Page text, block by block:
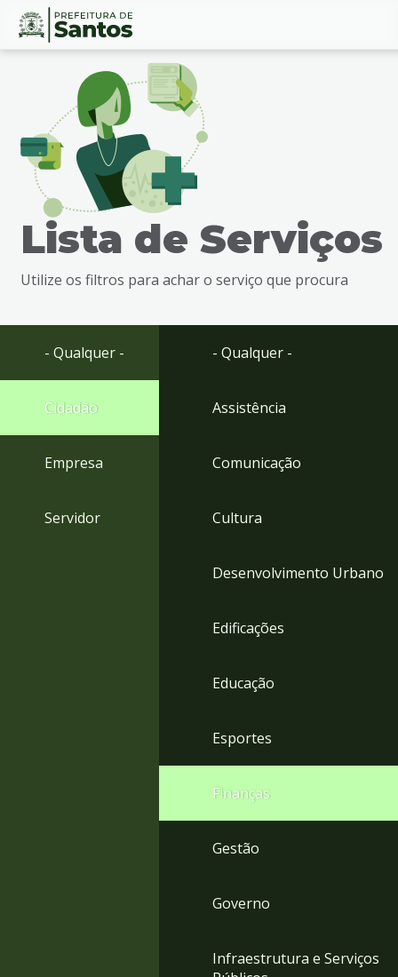
Ir
busca
Ir
rodapé
Conteúdo
Lista de Serviços
Utilize os filtros para achar o serviço que procura
- Qualquer -
Cidadão
Empresa
Servidor
- Qualquer -
Assistência
Comunicação
Cultura
Desenvolvimento Urbano
Edificações
Educação
Esportes
Finanças
Gestão
Governo
Infraestrutura e Serviços